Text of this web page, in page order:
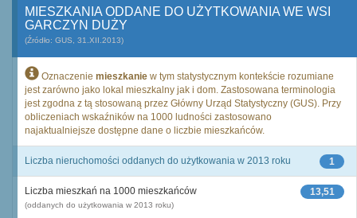
MIESZKANIA ODDANE DO UŻYTKOWANIA WE WSI
GARCZYN DUŻY
(Źródło: GUS, 31.XII.2013)
Oznaczenie mieszkanie w tym statystycznym kontekście rozumiane
jest zarówno jako lokal mieszkalny jak i dom. Zastosowana terminologia
jest zgodna z tą stosowaną przez Główny Urząd Statystyczny (GUS). Przy
obliczeniach wskaźników na 1000 ludności zastosowano
najaktualniejsze dostępne dane o liczbie mieszkańców.
1
Liczba nieruchomości oddanych do użytkowania w 2013 roku
13,51
Liczba mieszkań na 1000 mieszkańców
(oddanych do użytkowania w 2013 roku)